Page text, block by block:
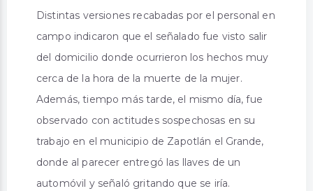
Distintas versiones recabadas por el personal en
campo indicaron que el señalado fue visto salir
del domicilio donde ocurrieron los hechos muy
cerca de la hora de la muerte de la mujer.
Además, tiempo más tarde, el mismo día, fue
observado con actitudes sospechosas en su
trabajo en el municipio de Zapotlán el Grande,
donde al parecer entregó las llaves de un
automóvil y señaló gritando que se iría.